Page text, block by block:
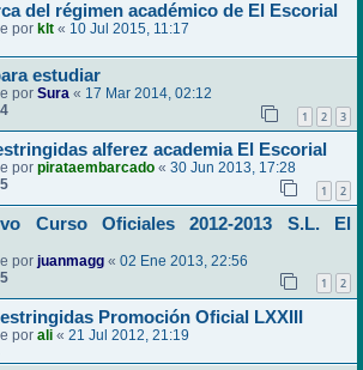
del régimen académico de El Escorial
por klt « 10 Jul 2015, 11:17
estudiar
por Sura « 17 Mar 2014, 02:12
1 2 3
alferez academia El Escorial
por pirataembarcado « 30 Jun 2013, 17:28
1 2
Curso Oficiales 2012-2013 S.L. El
por juanmagg « 02 Ene 2013, 22:56
1 2
Promoción Oficial LXXIII
por ali « 21 Jul 2012, 21:19